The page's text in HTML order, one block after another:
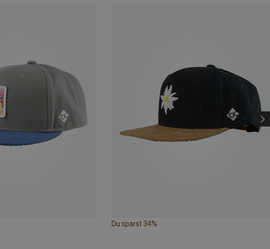
Du sparst 34%